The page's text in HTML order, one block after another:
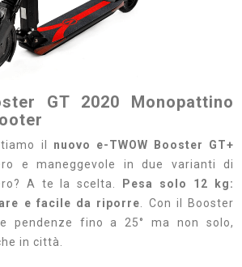
GT 2020 Monopattino
il nuovo e-TWOW Booster GT+
e maneggevole in due varianti di
A te la scelta.
Pesa solo 12 kg:
e facile da riporre. Con il Booster
pendenze fino a 25° ma non solo,
in città.